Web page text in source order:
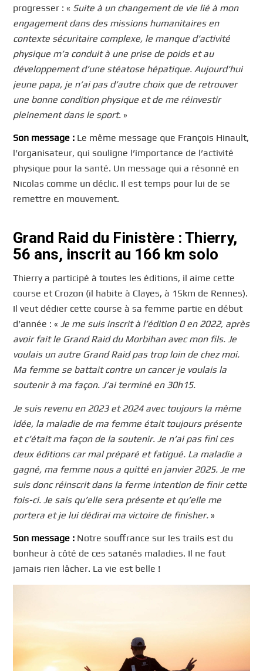
progresser : « Suite à un changement de vie lié à mon
engagement dans des missions humanitaires en
contexte sécuritaire complexe, le manque d’activité
physique m’a conduit à une prise de poids et au
développement d’une stéatose hépatique. Aujourd’hui
jeune papa, je n’ai pas d’autre choix que de retrouver
une bonne condition physique et de me réinvestir
pleinement dans le sport.»
Son message : Le même message que François Hinault,
l’organisateur, qui souligne l’importance de l’activité
physique pour la santé. Un message qui a résonné en
Nicolas comme un déclic. Il est temps pour lui de se
remettre en mouvement.
Grand Raid du Finistère : Thierry,
56 ans, inscrit au 166 km solo
Thierry a participé à toutes les éditions, il aime cette
course et Crozon (il habite à Clayes, à 15km de Rennes).
Il veut dédier cette course à sa femme partie en début
d’année : «Je me suis inscrit à l’édition 0 en 2022, après
avoir fait le Grand Raid du Morbihan avec mon fils. Je
voulais un autre Grand Raid pas trop loin de chez moi.
Ma femme se battait contre un cancer je voulais la
soutenir à ma façon. J’ai terminé en 30h15.
Je suis revenu en 2023 et 2024 avec toujours la même
idée, la maladie de ma femme était toujours présente
et c’était ma façon de la soutenir. Je n’ai pas fini ces
deux éditions car mal préparé et fatigué. La maladie a
gagné, ma femme nous a quitté en janvier 2025. Je me
suis donc réinscrit dans la ferme intention de finir cette
fois-ci. Je sais qu’elle sera présente et qu’elle me
portera et je lui dédirai ma victoire de finisher.»
Son message : Notre souffrance sur les trails est du
bonheur à côté de ces satanés maladies. Il ne faut
jamais rien lâcher. La vie est belle !